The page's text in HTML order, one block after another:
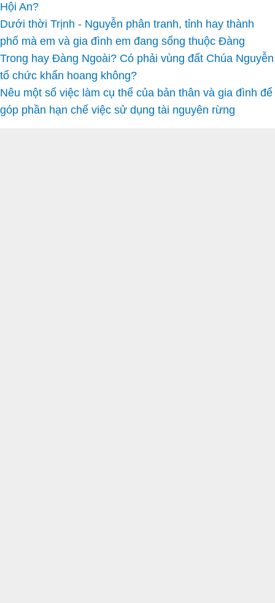
Hội An?
Dưới thời Trịnh - Nguyễn phân tranh, tỉnh hay thành
phố mà em và gia đình em đang sống thuộc Đàng
Trong hay Đàng Ngoài? Có phải vùng đất Chúa Nguyễn
tổ chức khẩn hoang không?
Nêu một số việc làm cụ thể của bản thân và gia đình để
góp phần hạn chế việc sử dụng tài nguyên rừng